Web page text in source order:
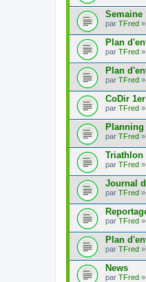
Semaine
par TFred
Plan
par TFred
Plan
par TFred
CoDir
par TFred
Planning
par TFred
Triathlon
par TFred
Journal
par TFred
par TFred
Plan
par TFred
News
par TFred